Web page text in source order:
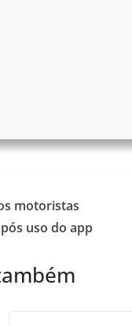
motoristas
uso do app